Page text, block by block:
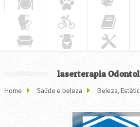
laserterapia
Home
Saúde e beleza Beleza,